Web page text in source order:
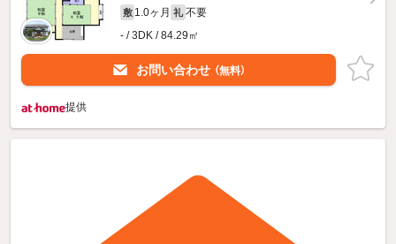
敷 1.0ヶ月 礼 不要
- / 3DK / 84.29㎡
お問い合わせ （無料）
提供